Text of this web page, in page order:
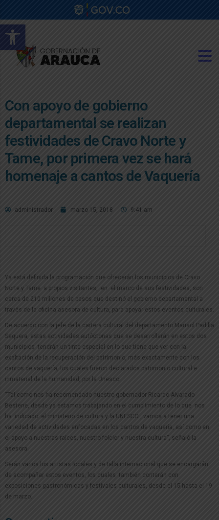
Abrir barra de herramientas
Con apoyo de gobierno
departamental se realizan
festividades de Cravo Norte y
Tame, por primera vez se hará
homenaje a cantos de Vaquería
administrador marzo 15, 2018 9:41 am
Ya está definida la programación que ofrecerán los municipios de Cravo
Norte y Tame a propios visitantes, en el marco de sus festividades, son
cerca de 210 millones de pesos que destinó el gobierno departamental a
través de la oficina asesora de cultura, para apoyar estos eventos culturales.
De acuerdo con la jefe de la cartera cultural del departamento Marisol Padilla
Sequera, estas actividades autóctonas que se desarrollarán en estos dos
municipios tendrán un tinte especial en lo que tiene que ver con la
exaltación de la recuperación del patrimonio, más exactamente con los
cantos de vaquería, los cuales fueron declarados patrimonio cultural e
inmaterial de la humanidad, por la Unesco.
“Tal como nos ha recomendado nuestro gobernador Ricardo Alvarado
Bestene, desde ya estamos trabajando en el cumplimiento de lo que nos
ha indicado el ministerio de cultura y la UNESCO , vamos a tener una
variedad de actividades enfocadas en los cantos de vaquería, así como en
el apoyo a nuestras raíces, nuestro folclor y nuestra cultura”, señaló la
asesora.
Serán varios los artistas locales y de talla internacional que se encargarán
de acompañar estos eventos, los cuales también contarán con
exposiciones gastronómicas y festivales culturales, desde el 15 hasta el 19
de marzo.